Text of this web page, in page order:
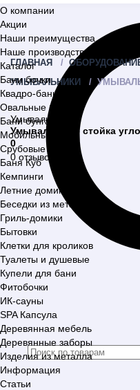
О компании
Акции
Наши преимущества
Наше производство
Каталог
Бани бочки
Квадро-бани
Овальные бани
Бани бунгало
Мобильные бани
Срубовые бани
Баня Куб
Кемпинги
Летние домики
Беседки из металла
Гриль-домики
Бытовки
Клетки для кроликов
Туалеты и душевые
Купели для бани
Фитобочки
ИК-сауны
SPA Капсула
Деревянная мебель
Деревянные заборы
Изделия из металла
Информация
Статьи
ГЛАВНАЯ
УМЫВАЛЬНИКИ
Умывальники
Умывальник – стойка
0
0 отзывов